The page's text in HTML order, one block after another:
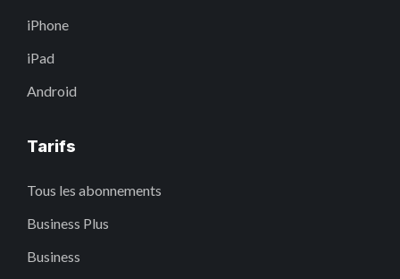
iPhone
iPad
Android
Tarifs
Tous les abonnements
Business Plus
Business